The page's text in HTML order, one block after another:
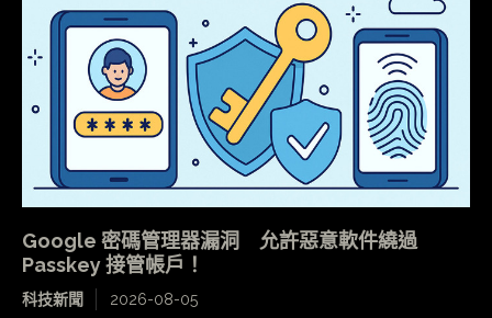
Google 密碼管理器漏洞 允許惡意軟件繞過
Passkey 接管帳戶！
科技新聞 2026-08-05